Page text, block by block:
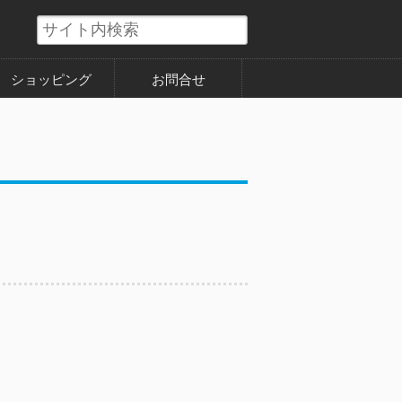
ショッピング お問合せ